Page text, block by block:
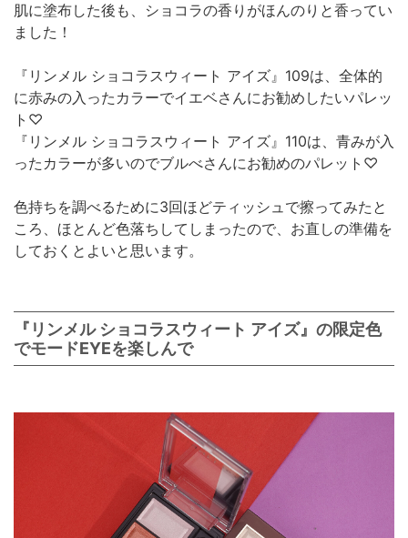
肌に塗布した後も、ショコラの香りがほんのりと香ってい
ました！
『リンメル ショコラスウィート アイズ』109は、全体的
に赤みの入ったカラーでイエベさんにお勧めしたいパレッ
ト♡
『リンメル ショコラスウィート アイズ』110は、青みが入
ったカラーが多いのでブルべさんにお勧めのパレット♡
色持ちを調べるために3回ほどティッシュで擦ってみたと
ころ、ほとんど色落ちしてしまったので、お直しの準備を
しておくとよいと思います。
『リンメル ショコラスウィート アイズ』の限定色
でモードEYEを楽しんで